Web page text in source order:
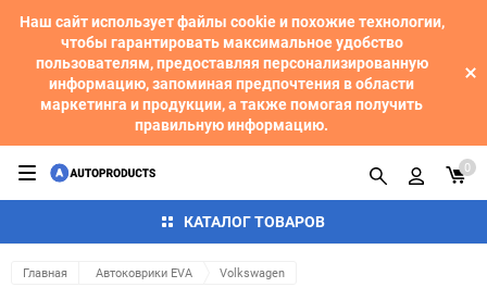
Наш сайт использует файлы cookie и похожие технологии,
чтобы гарантировать максимальное удобство
пользователям, предоставляя персонализированную
информацию, запоминая предпочтения в области
маркетинга и продукции, а также помогая получить
правильную информацию.
КАТАЛОГ ТОВАРОВ
0
Главная Автоковрики EVA Volkswagen